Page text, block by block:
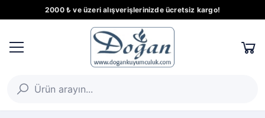
2000 ₺ ve üzeri alışverişlerinizde ücretsiz kargo!